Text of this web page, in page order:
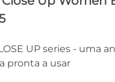
UP series - uma
pronta a usar